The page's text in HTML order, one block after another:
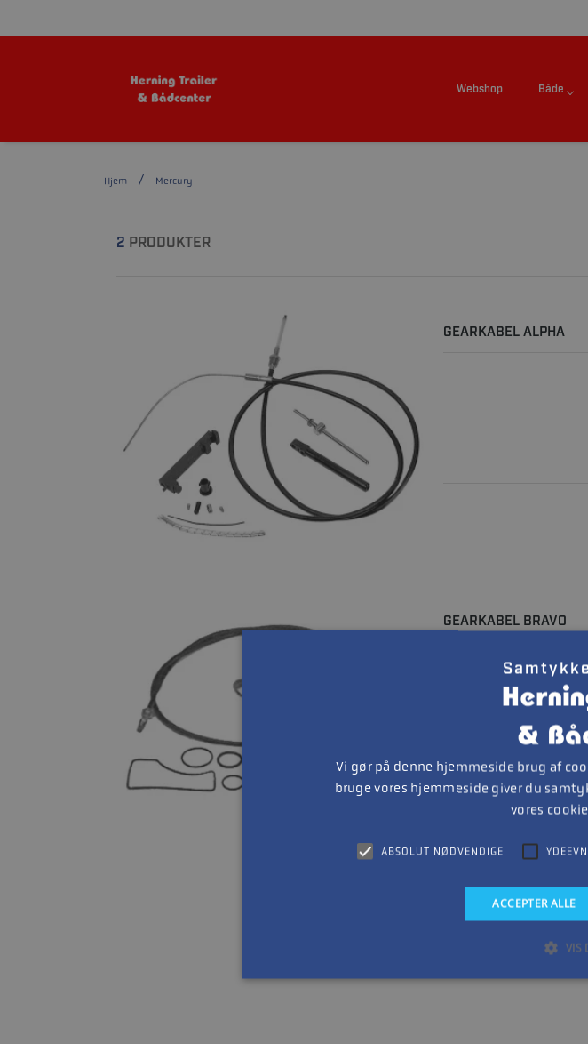
Webshop Både
Hjem Mercury
2 PRODUKTER
GEARKABEL ALPHA
GEARKABEL BRAVO
Vi gør på denne hjemmeside brug af
bruge vores hjemmeside giver du
vores
ABSOLUT NØDVENDIGE
ACCEPTER ALLE
VIS